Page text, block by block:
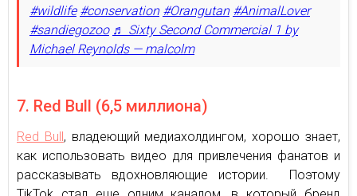
#wildlife #conservation #Orangutan #AnimalLover
#sandiegozoo ♬ Sixty Second Commercial 1 by
Michael Reynolds — malcolm
7. Red Bull (6,5 миллиона)
Red Bull, владеющий медиахолдингом, хорошо знает,
как использовать видео для привлечения фанатов и
рассказывать вдохновляющие истории. Поэтому